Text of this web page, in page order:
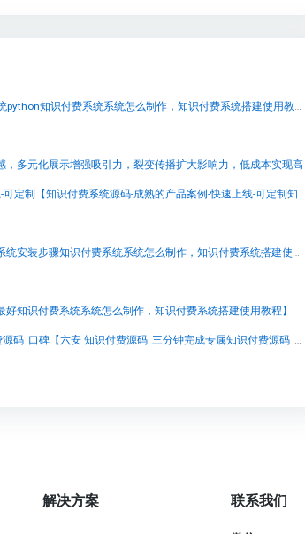
开源知识付费系统python【开源知识付费系统python知识付费系统系统怎么制作，知识付费系统搭建使用教程】
多元化展示增强吸引力，裂变传播扩大影响力，低成本实现高
知识付费系统源码-成熟的产品案例-快速上线-可定制【知识付费系统源码-成熟的产品案例-快速上线-可定制知识付费系统系统怎么制作，知识付费系统搭建使用教程】
匠言知识付费系统安装步骤【匠言知识付费系统安装步骤知识付费系统系统怎么制作，知识付费系统搭建使用教程】
知识付费系统系统怎么制作，知识付费系统搭建使用教程】
六安 知识付费源码_三分钟完成专属知识付费源码_口碑【六安 知识付费源码_三分钟完成专属知识付费源码_口碑知识付费系统系统怎么制作，知识付费系统搭建使用教程】
解决方案 联系我们